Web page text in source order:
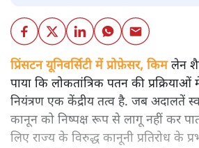
प्रिंसटन यूनिवर्सिटी में प्रोफ़ेसर, किमलेन
पाया कि लोकतांत्रिक पतन की प्रक्रियाओं
नियंत्रण एक केंद्रीय तत्व है. जब अदालतें
कानून को निष्पक्ष रूप से लागू नहीं कर
लिए राज्य के विरुद्ध कानूनी प्रतिरोध के